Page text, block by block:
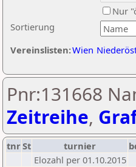
Sortierung
Nur
Vereinslisten:Wien
Pnr:131668
Zeitreihe,
tnrSt turnier
Elozahl per 01.10.2015